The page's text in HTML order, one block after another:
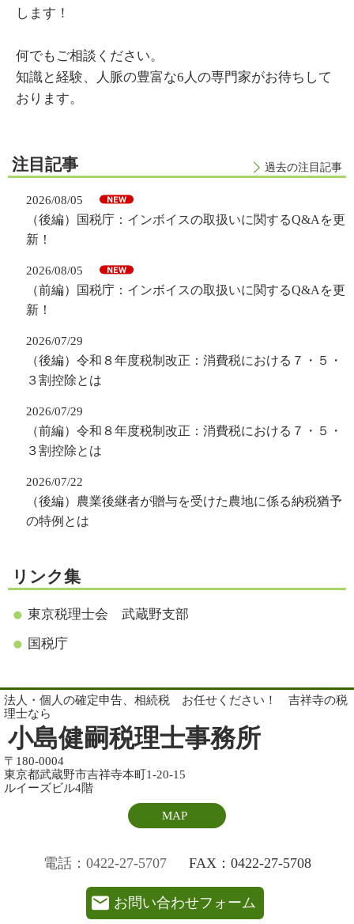
します！
何でもご相談ください。
知識と経験、人脈の豊富な6人の専門家がお待ちして
おります。
注目記事 過去の注目記事
2026/08/05
（後編）国税庁：インボイスの取扱いに関するQ&Aを更
新！
2026/08/05
（前編）国税庁：インボイスの取扱いに関するQ&Aを更
新！
2026/07/29
（後編）令和８年度税制改正：消費税における７・５・
３割控除とは
2026/07/29
（前編）令和８年度税制改正：消費税における７・５・
３割控除とは
2026/07/22
（後編）農業後継者が贈与を受けた農地に係る納税猶予
の特例とは
リンク集
東京税理士会 武蔵野支部
国税庁
法人・個人の確定申告、相続税 お任せください！ 吉祥寺の税
理士なら
小島健嗣税理士事務所
〒180-0004
東京都武蔵野市吉祥寺本町1-20-15
ルイーズビル4階
MAP
電話：0422-27-5707 FAX：0422-27-5708
お問い合わせフォーム